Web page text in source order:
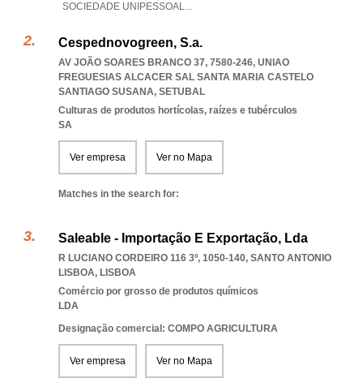
SOCIEDADE UNIPESSOAL...
Cespednovogreen, S.a.
AV JOÃO SOARES BRANCO 37, 7580-246, UNIAO
FREGUESIAS ALCACER SAL SANTA MARIA CASTELO
SANTIAGO SUSANA, SETUBAL
Culturas de produtos hortícolas, raízes e tubérculos
SA
Ver empresa Ver no Mapa
Matches in the search for:
Saleable - Importação E Exportação, Lda
R LUCIANO CORDEIRO 116 3º, 1050-140, SANTO ANTONIO
LISBOA, LISBOA
Comércio por grosso de produtos químicos
LDA
Designação comercial: COMPO AGRICULTURA
Ver empresa Ver no Mapa